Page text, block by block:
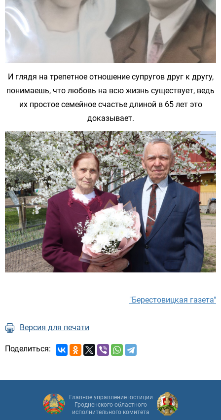
И глядя на трепетное отношение супругов друг к другу,
понимаешь, что любовь на всю жизнь существует, ведь
их простое семейное счастье длиной в 65 лет это
доказывает.
"Берестовицкая газета"
Версия для печати
Поделиться:
Главное управление юстиции
Гродненского областного
исполнительного комитета